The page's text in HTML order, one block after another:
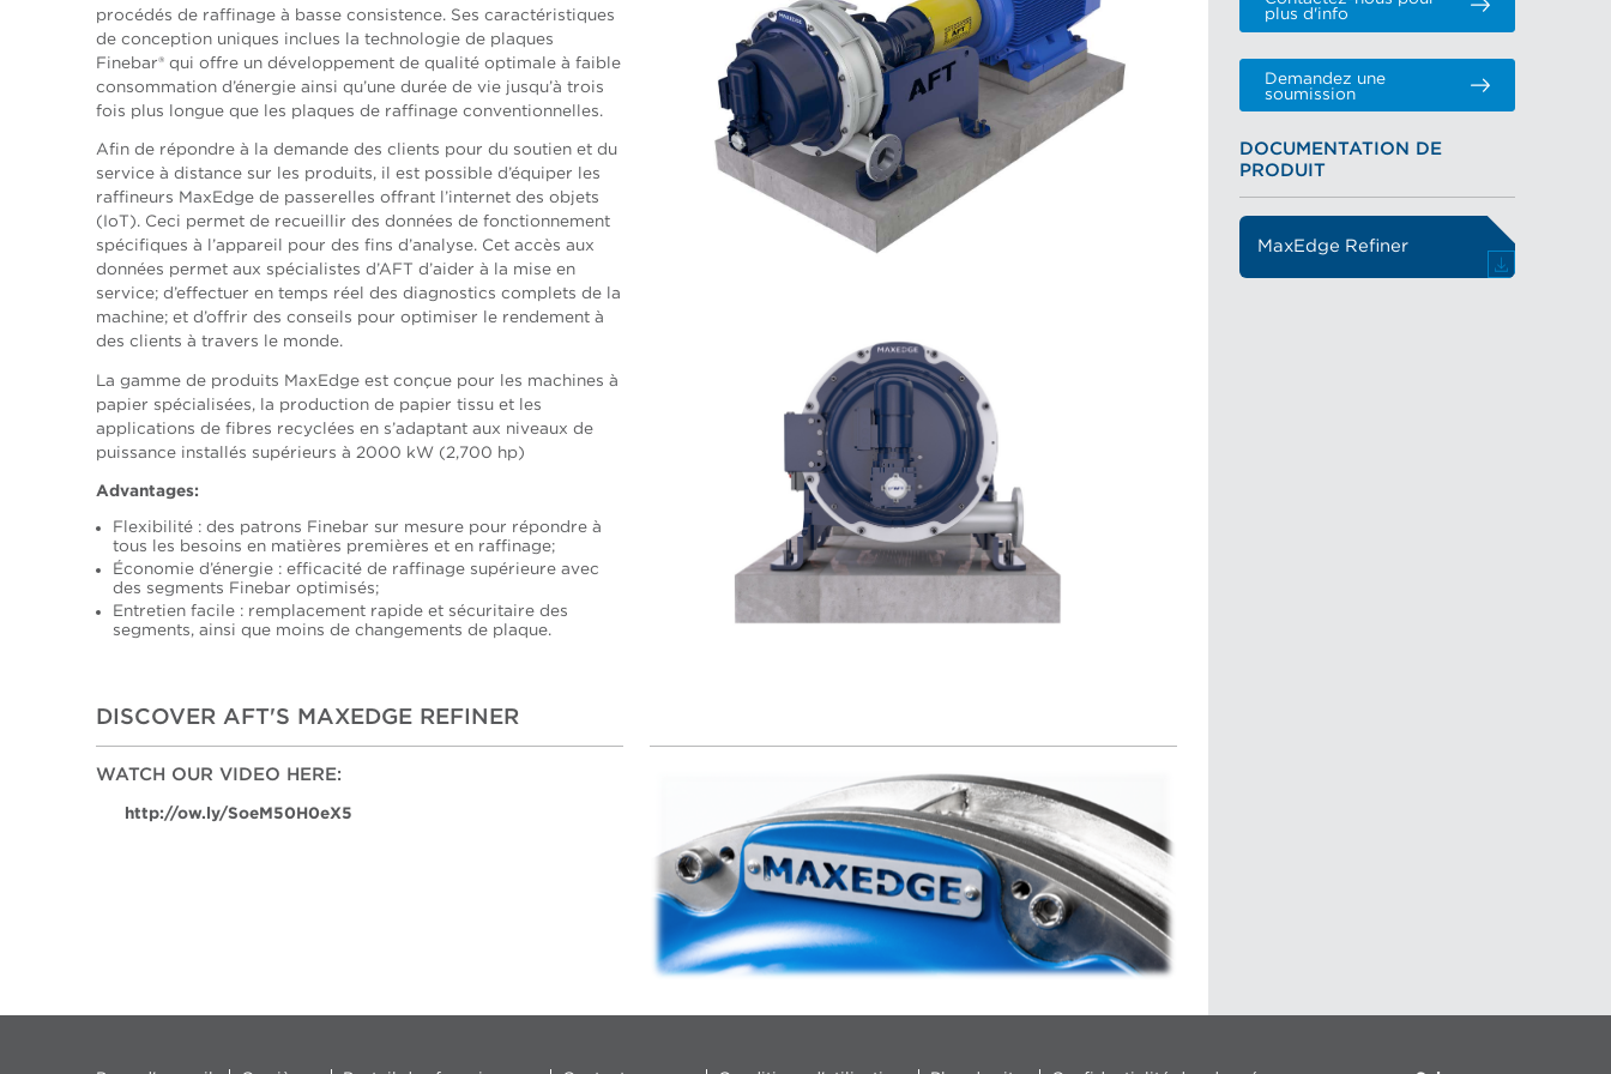
procédés de raffinage à basse consistence. Ses caractéristiques
de conception uniques inclues la technologie de plaques
Finebar® qui offre un développement de qualité optimale à faible
consommation d’énergie ainsi qu’une durée de vie jusqu’à trois
fois plus longue que les plaques de raffinage conventionnelles.
Afin de répondre à la demande des clients pour du soutien et du
service à distance sur les produits, il est possible d’équiper les
raffineurs MaxEdge de passerelles offrant l’internet des objets
(IoT). Ceci permet de recueillir des données de fonctionnement
spécifiques à l’appareil pour des fins d’analyse. Cet accès aux
données permet aux spécialistes d’AFT d’aider à la mise en
service; d’effectuer en temps réel des diagnostics complets de la
machine; et d’offrir des conseils pour optimiser le rendement à
des clients à travers le monde.
La gamme de produits MaxEdge est conçue pour les machines à
papier spécialisées, la production de papier tissu et les
applications de fibres recyclées en s’adaptant aux niveaux de
puissance installés supérieurs à 2000 kW (2,700 hp)
Advantages:
Flexibilité : des patrons Finebar sur mesure pour répondre à
tous les besoins en matières premières et en raffinage;
Économie d’énergie : efficacité de raffinage supérieure avec
des segments Finebar optimisés;
Entretien facile : remplacement rapide et sécuritaire des
segments, ainsi que moins de changements de plaque.
DISCOVER AFT'S MAXEDGE REFINER
WATCH OUR VIDEO HERE:
http://ow.ly/SoeM50H0eX5
plus d'info
Demandez une
soumission
DOCUMENTATION DE
PRODUIT
MaxEdge Refiner